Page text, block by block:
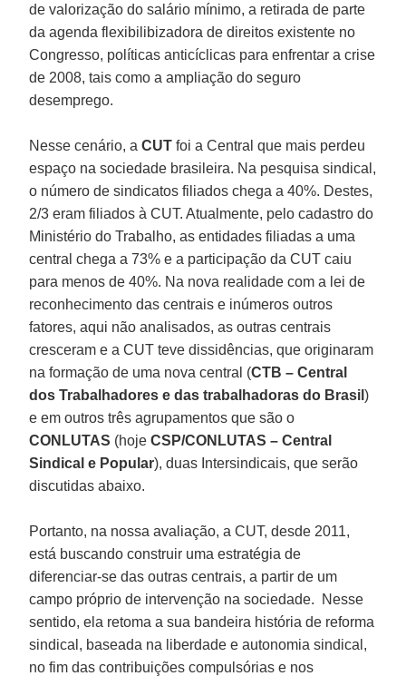
de valorização do salário mínimo, a retirada de parte
da agenda flexibilibizadora de direitos existente no
Congresso, políticas anticíclicas para enfrentar a crise
de 2008, tais como a ampliação do seguro
desemprego.
Nesse cenário, aCUTfoi a Central que mais perdeu
espaço na sociedade brasileira. Na pesquisa sindical,
o número de sindicatos filiados chega a 40%. Destes,
2/3 eram filiados à CUT. Atualmente, pelo cadastro do
Ministério do Trabalho, as entidades filiadas a uma
central chega a 73% e a participação da CUT caiu
para menos de 40%. Na nova realidade com a lei de
reconhecimento das centrais e inúmeros outros
fatores, aqui não analisados, as outras centrais
cresceram e a CUT teve dissidências, que originaram
na formação de uma nova central (CTB – Central
dos Trabalhadores e das trabalhadoras do Brasil)
e em outros três agrupamentos que são o
CONLUTAS (hojeCSP/CONLUTAS – Central
Sindical e Popular), duas Intersindicais, que serão
discutidas abaixo.
Portanto, na nossa avaliação, a CUT, desde 2011,
está buscando construir uma estratégia de
diferenciar-se das outras centrais, a partir de um
campo próprio de intervenção na sociedade. Nesse
sentido, ela retoma a sua bandeira história de reforma
sindical, baseada na liberdade e autonomia sindical,
no fim das contribuições compulsórias e nos